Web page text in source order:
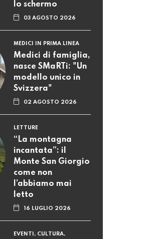
lo schermo
03 AGOSTO 2026
MEDICI IN PRIMA LINEA
Medici di famiglia,
nasce SMaRTi: "Un
modello unico in
Svizzera"
02 AGOSTO 2026
LETTURE
“La montagna
incantata”: il
Monte San Giorgio
come non
l’abbiamo mai
letto
16 LUGLIO 2026
EVENTI, CULTURA,